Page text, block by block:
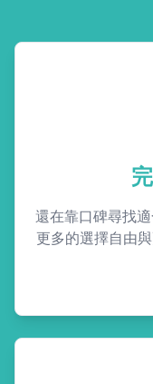
還在靠口碑尋找
更多的選擇自由